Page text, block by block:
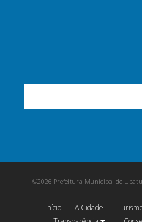
©2026 Prefeitura Municipal de
Início A Cidade